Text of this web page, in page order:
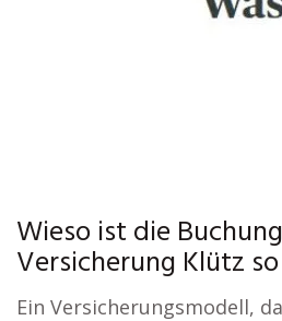
Wieso ist die
Versicherung Klütz
Ein Versicherungsmodell,